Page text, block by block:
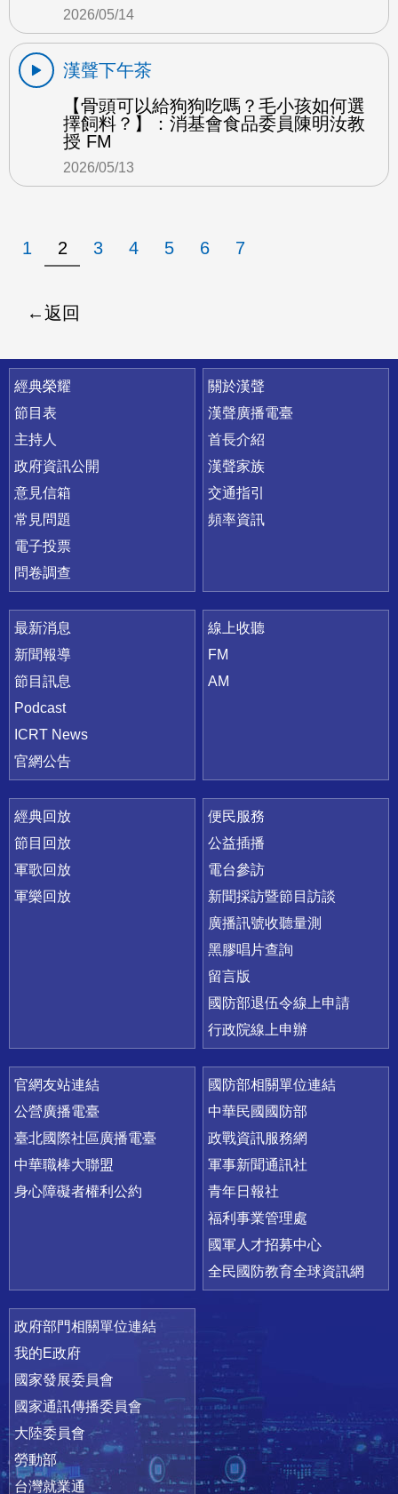
2026/05/14
漢聲下午茶
【骨頭可以給狗狗吃嗎？毛小孩如何選
擇飼料？】：消基會食品委員陳明汝教
授 FM
2026/05/13
1 2 3 4 5 6 7
返回
快速連結
經典榮耀
節目表
主持人
政府資訊公開
意見信箱
常見問題
電子投票
問卷調查
關於漢聲
漢聲廣播電臺
首長介紹
漢聲家族
交通指引
頻率資訊
最新消息
新聞報導
節目訊息
Podcast
ICRT News
官網公告
線上收聽
FM
AM
經典回放
節目回放
軍歌回放
軍樂回放
便民服務
公益插播
電台參訪
新聞採訪暨節目訪談
廣播訊號收聽量測
黑膠唱片查詢
留言版
國防部退伍令線上申請
行政院線上申辦
官網友站連結
公營廣播電臺
臺北國際社區廣播電臺
中華職棒大聯盟
身心障礙者權利公約
國防部相關單位連結
中華民國國防部
政戰資訊服務網
軍事新聞通訊社
青年日報社
福利事業管理處
國軍人才招募中心
全民國防教育全球資訊網
政府部門相關單位連結
我的E政府
國家發展委員會
國家通訊傳播委員會
大陸委員會
勞動部
台灣就業通